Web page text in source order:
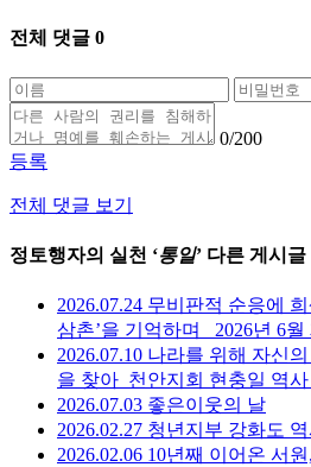
전체 댓글 0
0/200
등록
전체 댓글 보기
정토행자의 실천 ‘통일’ 다른 게시글
2026.07.24 무비판적 순응에
삼촌’을 기억하며 _2026년 6
2026.07.10 나라를 위해 자신
을 찾아_천안지회 현충일 역사
2026.07.03 좋은이웃의 날
2026.02.27 청년지부 강화도
2026.02.06 10년째 이어온 서